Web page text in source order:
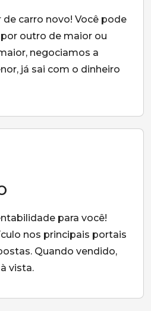
de carro novo! Você pode
outro de maior ou
negociamos a
já sai com o dinheiro
para você!
nos principais portais
Quando vendido,
vista.